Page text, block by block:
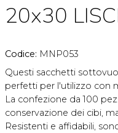
20x30
Codice: MNP053
Questi sacchetti
perfetti per l'utilizzo con
La confezione da 100
conservazione dei cibi,
Resistenti e affidabili,